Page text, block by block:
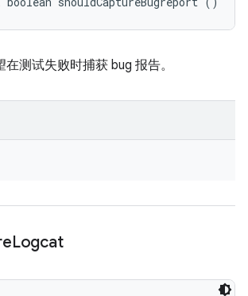
测试失败时捕获 bug 报告。
Logcat